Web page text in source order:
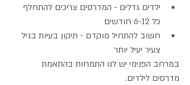
ילדים גדלים - המדרסים צריכים להתחלף
כל 6-12 חודשים
חשוב להתחיל מוקדם - תיקון בעיות בגיל
צעיר יעיל יותר
במרחב הפנימי יש לנו התמחות בהתאמת
מדרסים לילדים.